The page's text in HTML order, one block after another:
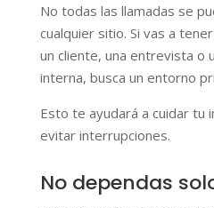
No todas las llamadas se
cualquier sitio. Si vas a
un cliente, una entrevista o
interna, busca un entorno
Esto te ayudará a cuidar tu
evitar interrupciones.
No dependas